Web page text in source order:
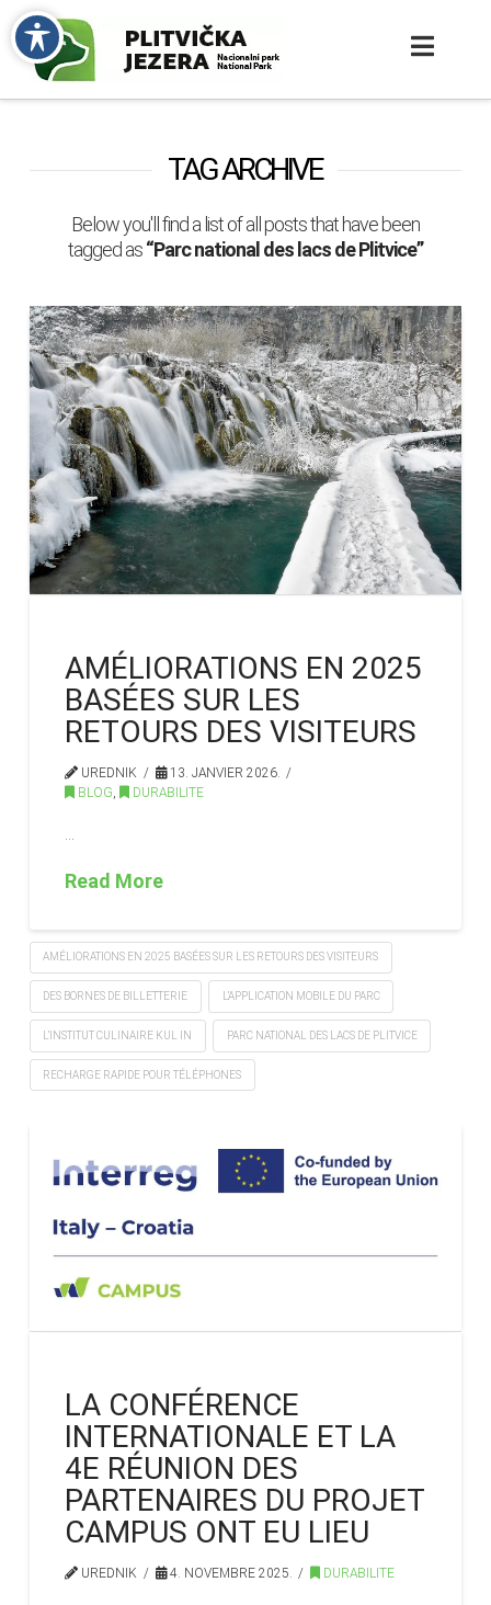
TAG ARCHIVE
Below you'll find a list of all posts that have been
tagged as“Parc national des lacs de Plitvice”
AMÉLIORATIONS EN 2025
BASÉES SUR LES
RETOURS DES VISITEURS
UREDNIK
13. JANVIER 2026.
BLOG, DURABILITE
Read More
AMÉLIORATIONS EN 2025 BASÉES SUR LES RETOURS DES VISITEURS
DES BORNES DE BILLETTERIE L’APPLICATION MOBILE DU PARC
L’INSTITUT CULINAIRE KUL IN PARC NATIONAL DES LACS DE PLITVICE
RECHARGE RAPIDE POUR TÉLÉPHONES
LA CONFÉRENCE
INTERNATIONALE ET LA
4E RÉUNION DES
PARTENAIRES DU PROJET
CAMPUS ONT EU LIEU
UREDNIK 4. NOVEMBRE 2025. DURABILITE